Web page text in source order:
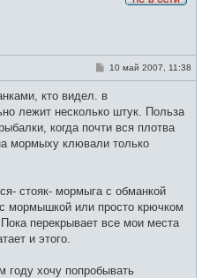
е
т
С
б
щ
н
и
10 май 2007, 11:38
кто видел. в
лежит несколько штук. Польза
когда почти вся плотва
мормыху клювали только
стояк- мормыга с обманкой
мормышкой или просто крючком
перекрывает все мои места
и этого.
году хочу попробывать